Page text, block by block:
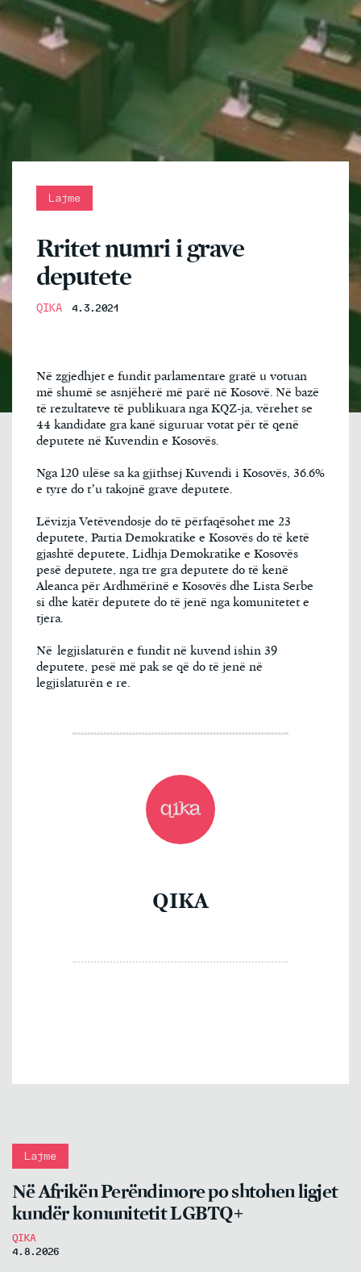
Lajme
Rritet numri i grave
deputete
QIKA 4.3.2021
Në zgjedhjet e fundit parlamentare gratë u votuan
më shumë se asnjëherë më parë në Kosovë. Në bazë
të rezultateve të publikuara nga KQZ-ja, vërehet se
44 kandidate gra kanë siguruar votat për të qenë
deputete në Kuvendin e Kosovës.
Nga 120 ulëse sa ka gjithsej Kuvendi i Kosovës, 36.6%
e tyre do t’u takojnë grave deputete.
Lëvizja Vetëvendosje do të përfaqësohet me 23
deputete, Partia Demokratike e Kosovës do të ketë
gjashtë deputete, Lidhja Demokratike e Kosovës
pesë deputete, nga tre gra deputete do të kenë
Aleanca për Ardhmërinë e Kosovës dhe Lista Serbe
si dhe katër deputete do të jenë nga komunitetet e
tjera.
Në legjislaturën e fundit në kuvend ishin 39
deputete, pesë më pak se që do të jenë në
legjislaturën e re.
QIKA
Lajme
Në Afrikën Perëndimore po shtohen ligjet
kundër komunitetit LGBTQ+
QIKA
4.8.2026